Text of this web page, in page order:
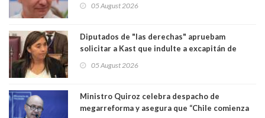
05 August 2026
Diputados de "las derechas" apruebam
solicitar a Kast que indulte a excapitán de
senadora Fabiola Campillai
05 August 2026
Ministro Quiroz celebra despacho de
megarreforma y asegura que “Chile comienza